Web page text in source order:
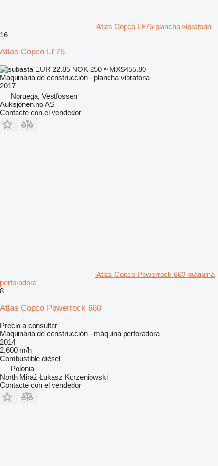
Atlas Copco LF75 plancha vibratoria
16
Atlas Copco LF75
EUR 22.85 NOK 250 ≈ MX$455.80
Maquinaria de construcción - plancha vibratoria
2017
Noruega, Vestfossen
Auksjonen.no AS
Contacte con el vendedor
Atlas Copco Powerrock 660 máquina
perforadora
8
Atlas Copco Powerrock 660
Precio a consultar
Maquinaria de construcción - máquina perforadora
2014
2,600 m/h
Combustible diésel
Polonia
North Miraż Łukasz Korzeniowski
Contacte con el vendedor